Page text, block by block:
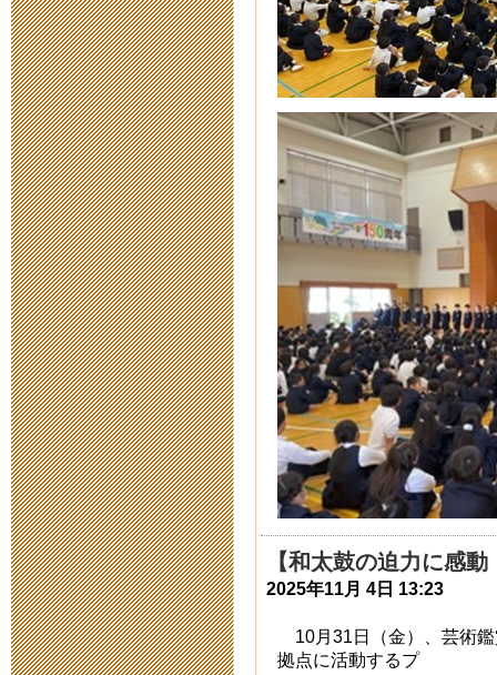
2020年3月 6日
【公開研究会
お知らせ（実
2020年2月 5日
2020年2月8
（実施済み）
2019年11月12日
令和二年度新
まで
2019年10月15日
令和二年度新
2019年10月 1日
令和二年度新
【和太鼓の迫力に感
2025年11月 4日 13:23
10月31日（金）、芸術
拠点に活動するプ